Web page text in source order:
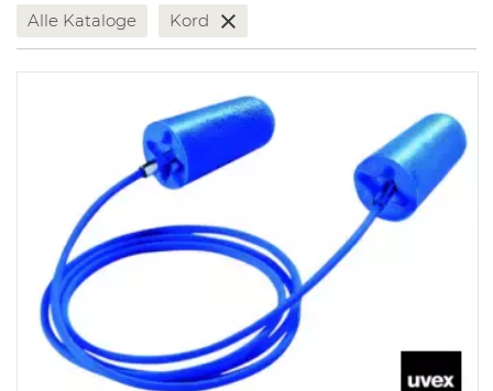
Alle Kataloge
Kord